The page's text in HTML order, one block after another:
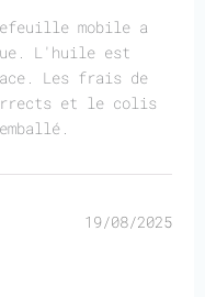
mobile a
L'huile est
Les frais de
et le colis
19/08/2025